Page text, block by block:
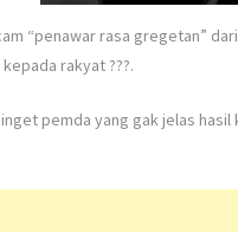
“penawar rasa gregetan”
rakyat ???.
pemda yang gak jelas hasil